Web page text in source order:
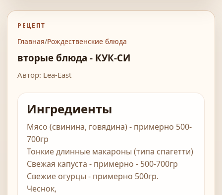
РЕЦЕПТ
Главная/Рождественские блюда
вторые блюда - КУК-СИ
Автор: Lea-East
Ингредиенты
Мясо (свинина, говядина) - примерно 500-
700гр
Тонкие длинные макароны (типа спагетти)
Свежая капуста - примерно - 500-700гр
Свежие огурцы - примерно 500гр.
Чеснок,